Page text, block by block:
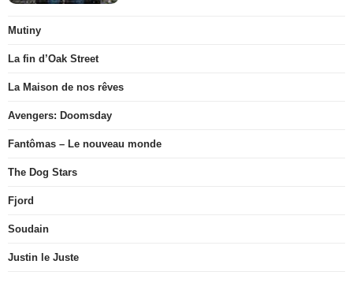
Mutiny
La fin d’Oak Street
La Maison de nos rêves
Avengers: Doomsday
Fantômas – Le nouveau monde
The Dog Stars
Fjord
Soudain
Justin le Juste